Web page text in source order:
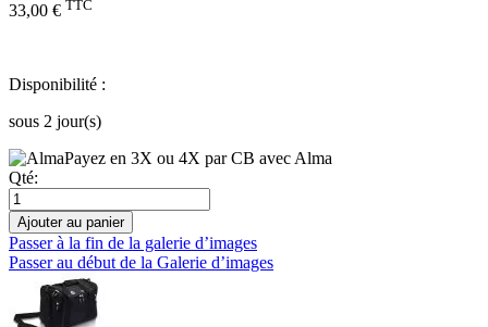
33,00 € TTC
Disponibilité :
sous 2 jour(s)
Payez en 3X ou 4X par CB avec Alma
Qté:
Ajouter au panier
Passer à la fin de la galerie d’images
Passer au début de la Galerie d’images